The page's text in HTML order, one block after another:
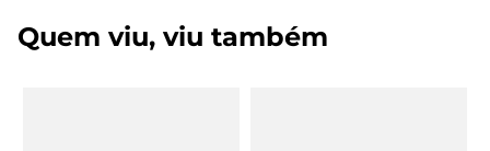
Quem viu, viu também